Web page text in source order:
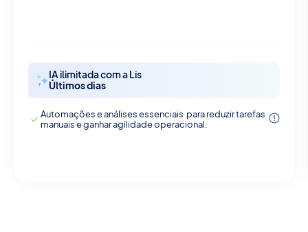
IA ilimitada com a Lis
Últimos dias
Automações e análises essenciais para reduzir tarefas
manuais e ganhar agilidade operacional.